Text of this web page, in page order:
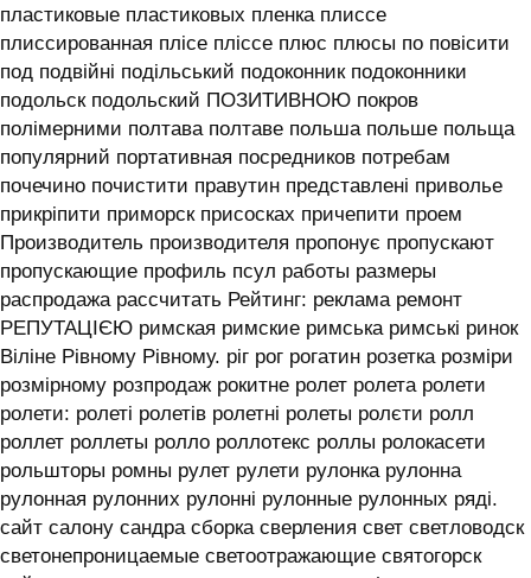
пластиковые пластиковых пленка плиссе
плиссированная плісе пліссе плюс плюсы по повісити
под подвійні подільський подоконник подоконники
подольск подольский ПОЗИТИВНОЮ покров
полімерними полтава полтаве польша польше польща
популярний портативная посредников потребам
почечино почистити правутин представлені приволье
прикріпити приморск присосках причепити проем
Производитель производителя пропонує пропускают
пропускающие профиль псул работы размеры
распродажа рассчитать Рейтинг: реклама ремонт
РЕПУТАЦІЄЮ римская римские римська римські ринок
Віліне Рівному Рівному. ріг рог рогатин розетка розміри
розмірному розпродаж рокитне ролет ролета ролети
ролети: ролеті ролетів ролетні ролеты ролєти ролл
роллет роллеты ролло роллотекс роллы ролокасети
рольшторы ромны рулет рулети рулонка рулонна
рулонная рулонних рулонні рулонные рулонных ряді.
сайт салону сандра сборка сверления свет светловодск
светонепроницаемые светоотражающие святогорск